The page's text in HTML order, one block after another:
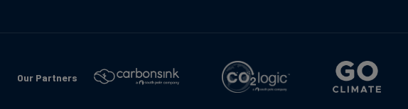
Our Partners